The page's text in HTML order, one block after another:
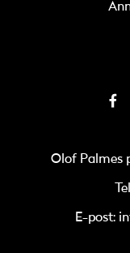
Olof Palmes
E-post: